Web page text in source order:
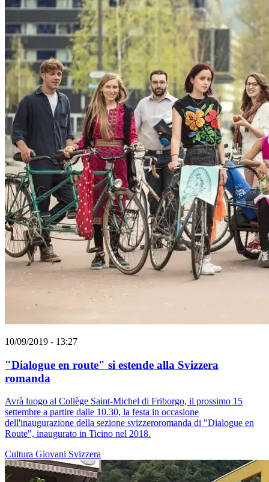
10/09/2019 - 13:27
"Dialogue en route" si estende alla Svizzera
romanda
Avrà luogo al Collège Saint-Michel di Friborgo, il prossimo 15
settembre a partire dalle 10.30, la festa in occasione
dell'inaugurazione della sezione svizzeroromanda di "Dialogue en
Route", inaugurato in Ticino nel 2018.
Cultura Giovani Svizzera